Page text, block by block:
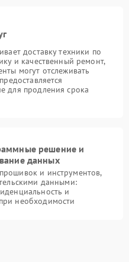
доставку техники по
и качественный ремонт,
могут отслеживать
для продления срока
решение и
данных
и инструментов,
данными:
и
необходимости